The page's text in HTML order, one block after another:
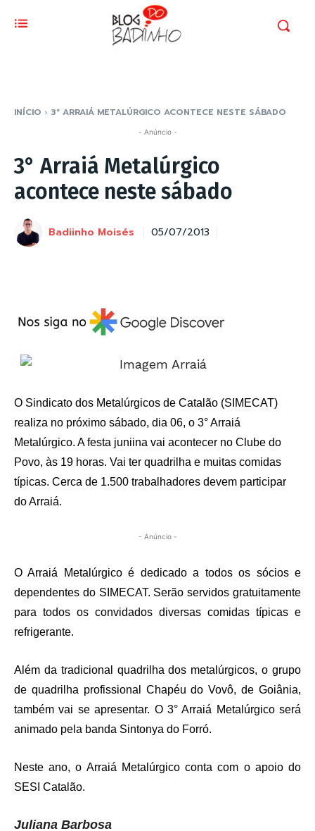
INÍCIO 3° ARRAIÁ METALÚRGICO ACONTECE NESTE SÁBADO
- Anúncio -
3° Arraiá Metalúrgico
acontece neste sábado
Badiinho Moisés 05/07/2013
O Sindicato dos Metalúrgicos de Catalão (SIMECAT)
realiza no próximo sábado, dia 06, o 3° Arraiá
Metalúrgico. A festa juniina vai acontecer no Clube do
Povo, às 19 horas. Vai ter quadrilha e muitas comidas
típicas. Cerca de 1.500 trabalhadores devem participar
do Arraiá.
- Anúncio -
O Arraiá Metalúrgico é dedicado a todos os sócios e
dependentes do SIMECAT. Serão servidos gratuitamente
para todos os convidados diversas comidas típicas e
refrigerante.
Além da tradicional quadrilha dos metalúrgicos, o grupo
de quadrilha profissional Chapéu do Vovô, de Goiânia,
também vai se apresentar. O 3° Arraiá Metalúrgico será
animado pela banda Sintonya do Forró.
Neste ano, o Arraiá Metalúrgico conta com o apoio do
SESI Catalão.
Juliana Barbosa